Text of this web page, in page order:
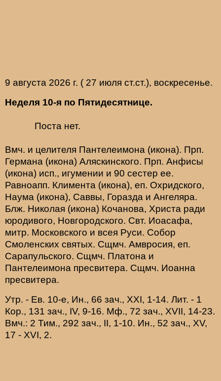
9 августа 2026 г. ( 27 июля ст.ст.), воскресенье.
Неделя 10-я по Пятидесятнице.
Поста нет.
Вмч. и целителя Пантелеимона (икона). Прп.
Германа (икона) Аляскинского. Прп. Анфисы
(икона) исп., игумении и 90 сестер ее.
Равноапп. Климента (икона), еп. Охридского,
Наума (икона), Саввы, Горазда и Ангеляра.
Блж. Николая (икона) Кочанова, Христа ради
юродивого, Новгородского. Свт. Иоасафа,
митр. Московского и всея Руси. Собор
Смоленских святых. Сщмч. Амвросия, еп.
Сарапульского. Сщмч. Платона и
Пантелеимона пресвитера. Сщмч. Иоанна
пресвитера.
Утр. - Ев. 10-е, Ин., 66 зач., XXI, 1-14. Лит. - 1
Кор., 131 зач., IV, 9-16. Мф., 72 зач., XVII, 14-23.
Вмч.: 2 Тим., 292 зач., II, 1-10. Ин., 52 зач., XV,
17 - XVI, 2.